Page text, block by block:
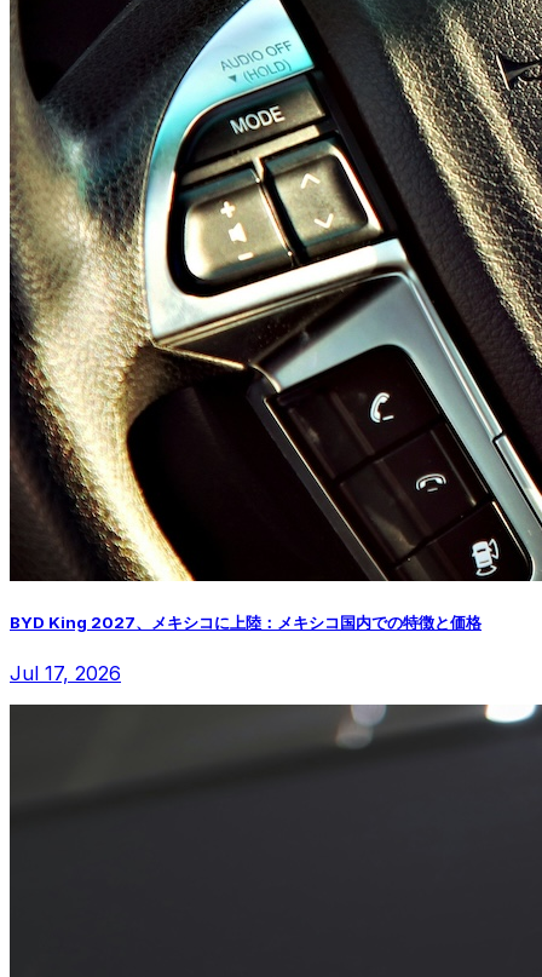
BYD King 2027、メキシコに上陸：メキシコ国内での特徴と価格
Jul 17, 2026